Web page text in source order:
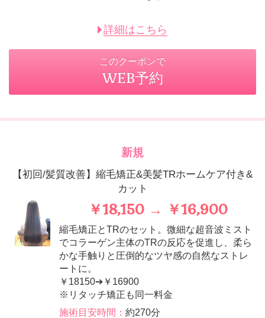
詳細はこちら
このクーポンで
WEB予約
新規
【初回/髪質改善】縮毛矯正&美髪TRホームケア付き&
カット
￥18,150 → ￥16,900
縮毛矯正とTRのセット。微細な超音波ミスト
でコラーゲン主体のTRの反応を促進し、柔ら
かな手触りと圧倒的なツヤ感の自然なストレ
ートに。
￥18150➔￥16900
※リタッチ矯正も同一料金
施術目安時間： 約270分